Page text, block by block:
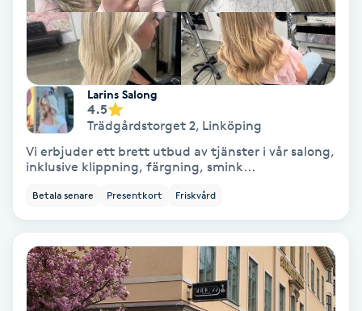
Bambumassage
Barber
Barnklippning
BIAB
Bottenfärg
Brynformning
Larins Salong
4.5
Trädgårdstorget 2, Linköping
Vi erbjuder ett brett utbud av tjänster i vår salong,
inklusive klippning, färgning, smink...
Betala senare Presentkort Friskvård